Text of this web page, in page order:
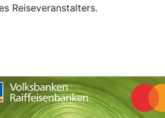
Reiseveranstalters.